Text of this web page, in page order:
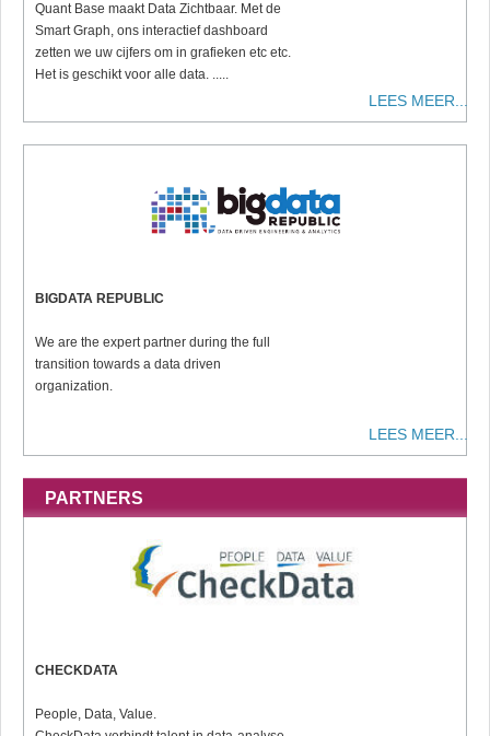
Quant Base maakt Data Zichtbaar. Met de
Smart Graph, ons interactief dashboard
zetten we uw cijfers om in grafieken etc etc.
Het is geschikt voor alle data. .....
LEES MEER...
BIGDATA REPUBLIC
We are the expert partner during the full
transition towards a data driven
organization.
LEES MEER...
PARTNERS
CHECKDATA
People, Data, Value.